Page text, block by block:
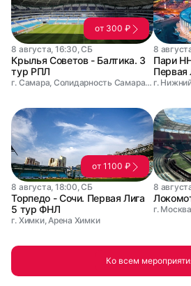
от 300 ₽
8 августа, 16:30, СБ
Крылья Советов - Балтика. 3
тур РПЛ
г. Самара, Солидарность Самара Арена
8
Пари
Первая
от 1100 ₽
8 августа, 18:00, СБ
Торпедо - Сочи. Первая Лига
5 тур ФНЛ
г. Химки, Арена Химки
8
г.
Ко всем